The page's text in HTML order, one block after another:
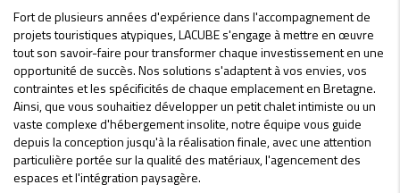
Fort de plusieurs années d'expérience dans l'accompagnement de
projets touristiques atypiques, LACUBE s'engage à mettre en œuvre
tout son savoir-faire pour transformer chaque investissement en une
opportunité de succès. Nos solutions s'adaptent à vos envies, vos
contraintes et les spécificités de chaque emplacement en Bretagne.
Ainsi, que vous souhaitiez développer un petit chalet intimiste ou un
vaste complexe d'hébergement insolite, notre équipe vous guide
depuis la conception jusqu'à la réalisation finale, avec une attention
particulière portée sur la qualité des matériaux, l'agencement des
espaces et l'intégration paysagère.